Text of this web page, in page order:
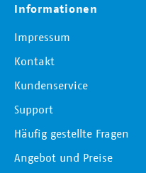
Informationen
Impressum
Kontakt
Kundenservice
Support
Häufig gestellte Fragen
Angebot und Preise